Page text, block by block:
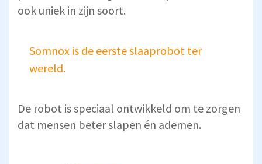
ook uniek in zijn soort.
Somnox is de eerste slaaprobot ter
wereld.
De robot is speciaal ontwikkeld om te zorgen
dat mensen beter slapen én ademen.